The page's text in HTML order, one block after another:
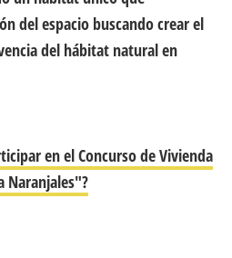
del espacio buscando crear el
del hábitat natural en
en el Concurso de Vivienda
Naranjales"?